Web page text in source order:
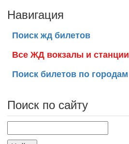
Навигация
Поиск жд билетов
Все ЖД вокзалы и станции
Поиск билетов по городам
Поиск по сайту